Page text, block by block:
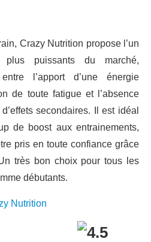
Crazy Nutrition propose l’un
plus puissants du marché,
l’apport d’une énergie
de toute fatigue et l’absence
secondaires. Il est idéal
de boost aux entrainements,
pris en toute confiance grâce
très bon choix pour tous les
débutants.
Nutrition